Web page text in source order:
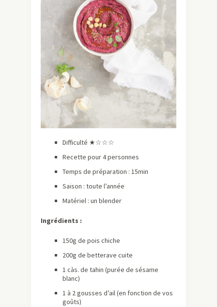
Difficulté ★☆☆☆
Recette pour 4 personnes
Temps de préparation : 15min
Saison : toute l’année
Matériel : un blender
Ingrédients :
150g de pois chiche
200g de betterave cuite
1 càs. de tahin (purée de sésame
blanc)
1 à 2 gousses d’ail (en fonction de vos
goûts)